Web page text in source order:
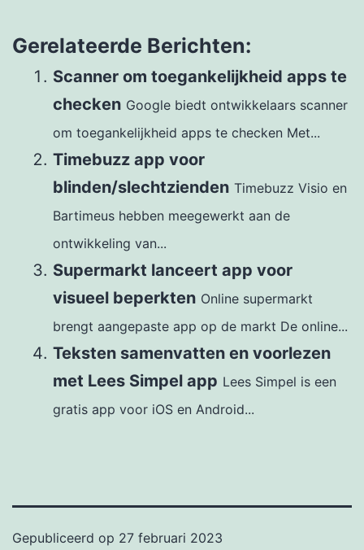
Gerelateerde Berichten:
Scanner om toegankelijkheid apps te
checken Google biedt ontwikkelaars scanner
om toegankelijkheid apps te checken Met...
Timebuzz app voor
blinden/slechtzienden Timebuzz Visio en
Bartimeus hebben meegewerkt aan de
ontwikkeling van...
Supermarkt lanceert app voor
visueel beperkten Online supermarkt
brengt aangepaste app op de markt De online...
Teksten samenvatten en voorlezen
met Lees Simpel app Lees Simpel is een
gratis app voor iOS en Android...
Gepubliceerd op 27 februari 2023